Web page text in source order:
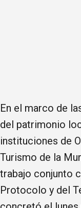
En el marco de
del patrimonio
instituciones de
Turismo de la
trabajo conjunto
Protocolo y del